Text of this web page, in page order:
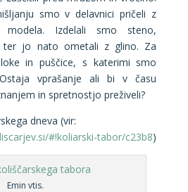
smo v delavnici pričeli z
modela. Izdelali smo steno,
ter jo nato ometali z glino. Za
in puščice, s katerimi smo
vprašanje ali bi v času
in spretnostjo preživeli?
dneva (vir:
#!koliarski-tabor/c23b8)
Emin vtis.